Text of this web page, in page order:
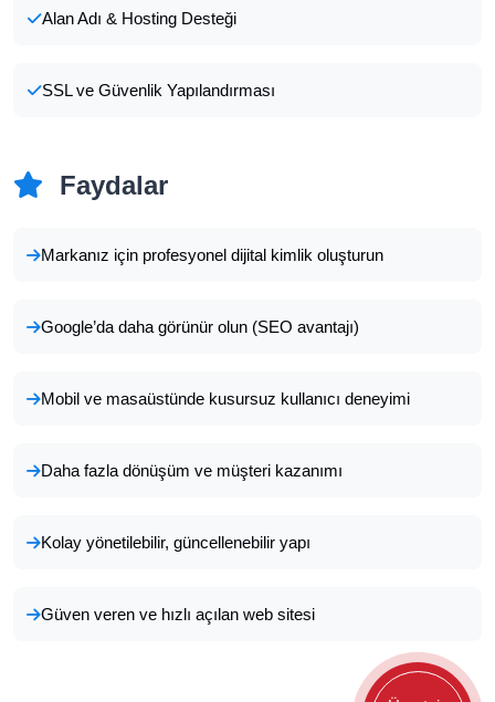
Alan Adı & Hosting Desteği
SSL ve Güvenlik Yapılandırması
Faydalar
Markanız için profesyonel dijital kimlik oluşturun
Google’da daha görünür olun (SEO avantajı)
Mobil ve masaüstünde kusursuz kullanıcı deneyimi
Daha fazla dönüşüm ve müşteri kazanımı
Kolay yönetilebilir, güncellenebilir yapı
Güven veren ve hızlı açılan web sitesi